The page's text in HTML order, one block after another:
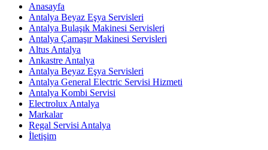
Anasayfa
Antalya Beyaz Eşya Servisleri
Antalya Bulaşık Makinesi Servisleri
Antalya Çamaşır Makinesi Servisleri
Altus Antalya
Ankastre Antalya
Antalya Beyaz Eşya Servisleri
Antalya General Electric Servisi Hizmeti
Antalya Kombi Servisi
Electrolux Antalya
Markalar
Regal Servisi Antalya
İletişim